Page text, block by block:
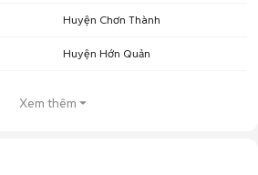
Huyện Chơn Thành
Huyện Hớn Quản
Xem thêm